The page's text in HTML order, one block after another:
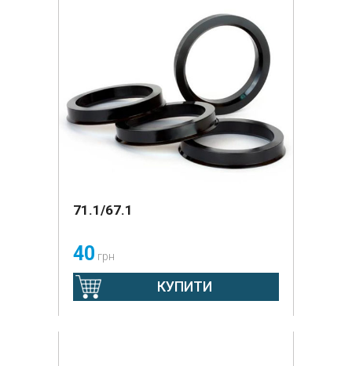
71.1/67.1
40 грн
КУПИТИ